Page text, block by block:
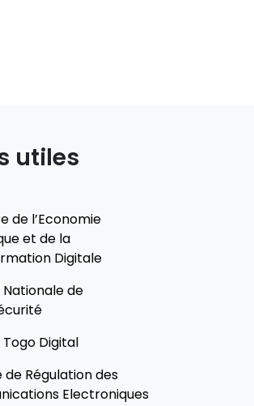
utiles
de l’Economie
et de la
Digitale
de
Digital
Régulation des
Electroniques